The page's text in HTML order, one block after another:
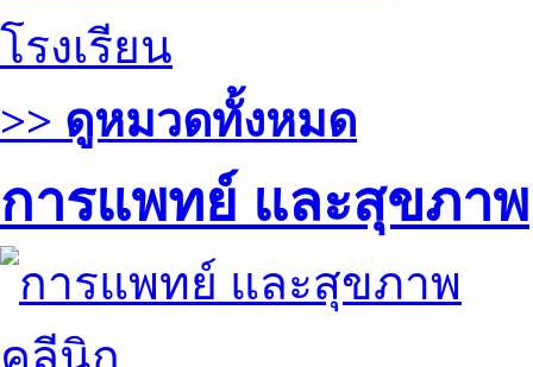
โรงเรียน
>> ดูหมวดทั้งหมด
การแพทย์ และสุขภาพ